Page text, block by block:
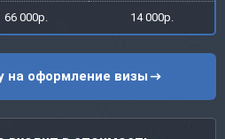
66 000р. 14 000р.
на оформление визы